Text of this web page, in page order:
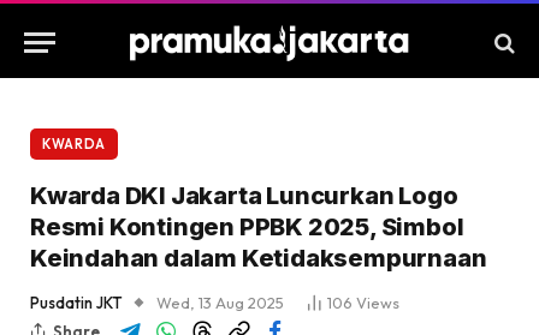
KWARDA
Kwarda DKI Jakarta Luncurkan Logo
Resmi Kontingen PPBK 2025, Simbol
Keindahan dalam Ketidaksempurnaan
Pusdatin JKT Wed, 13 Aug 2025 106 Views
Share